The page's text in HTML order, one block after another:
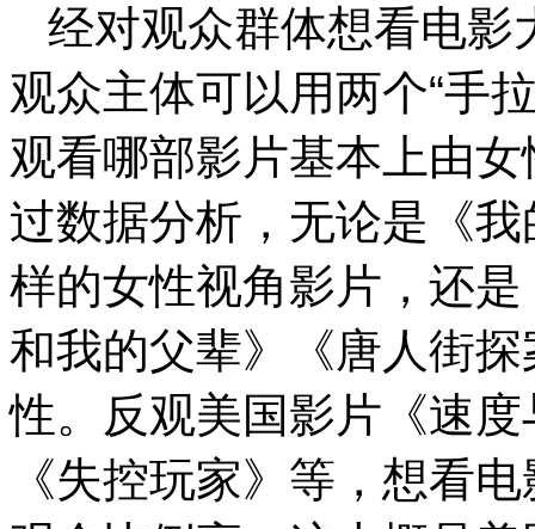
经对观众群体想看电影
观众主体可以用两个“手
观看哪部影片基本上由
过数据分析，无论是《
样的女性视角影片，还
和我的父辈》《唐人街
性。反观美国影片《速
《失控玩家》等，想看